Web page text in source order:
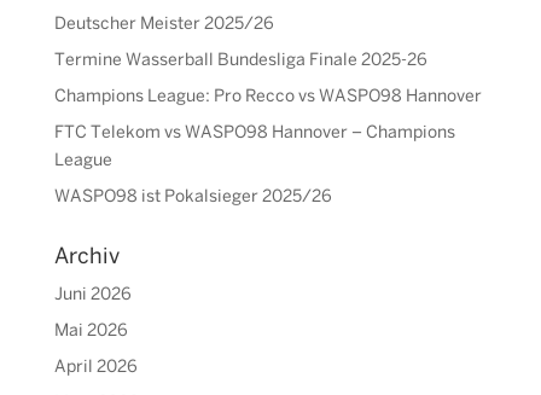
Deutscher Meister 2025/26
Termine Wasserball Bundesliga Finale 2025-26
Champions League: Pro Recco vs WASPO98 Hannover
FTC Telekom vs WASPO98 Hannover – Champions
League
WASPO98 ist Pokalsieger 2025/26
Archiv
Juni 2026
Mai 2026
April 2026